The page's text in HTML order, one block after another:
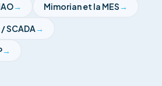
→ Mimorian et la MES→
SCADA→
→